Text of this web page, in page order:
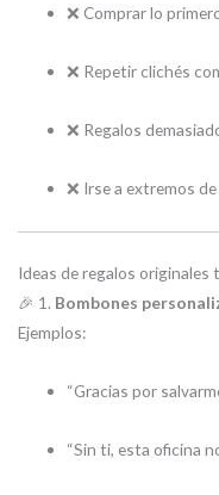
❌ Comprar lo
❌ Repetir clichés
❌ Regalos
❌ Irse a extremos
Ideas de regalos originales
🎉 1. Bombones
Ejemplos:
“Gracias por
“Sin ti, esta oficina